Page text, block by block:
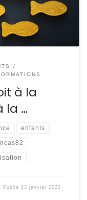
à la
la …
enfants
Publié 23 janvier 2023